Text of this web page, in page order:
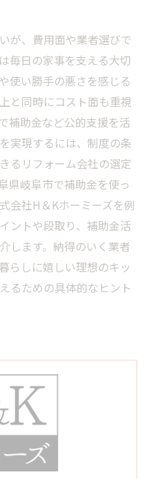
が、費用面や業者選びで
毎日の家事を支える大切
使い勝手の悪さを感じる
と同時にコスト面も重視
補助金など公的支援を活
実現するには、制度の条
るリフォーム会社の選定
県岐阜市で補助金を使っ
会社H＆Kホーミーズを例
ントや段取り、補助金活
します。納得のいく業者
らしに嬉しい理想のキッ
るための具体的なヒント